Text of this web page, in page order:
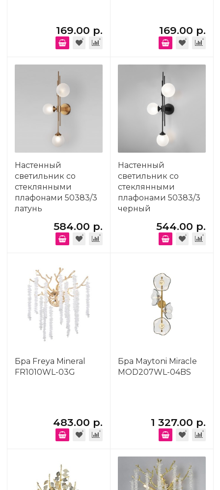
169.00 р. 169.00 р.
Настенный
светильник со
стеклянными
плафонами 50383/3
латунь
584.00 р.
Настенный
светильник со
стеклянными
плафонами 50383/3
черный
544.00 р.
Бра Freya Mineral
FR1010WL-03G
483.00 р.
Бра Maytoni Miracle
MOD207WL-04BS
1 327.00 р.